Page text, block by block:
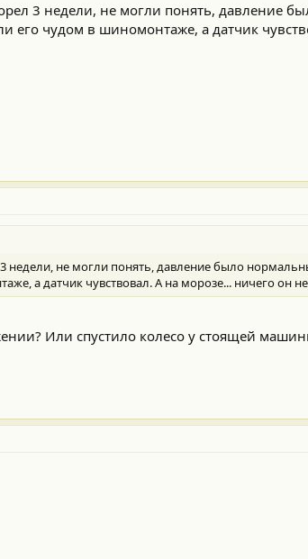
3 недели, не могли понять, давление
чудом в шиномонтаже, а датчик
3 недели, не могли понять, давление было
а датчик чувствовал. А на морозе... ничего он
Или спустило колесо у стоящей